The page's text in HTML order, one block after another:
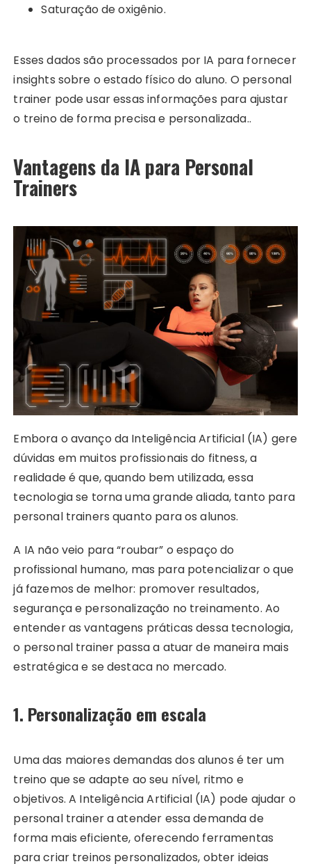
Saturação de oxigênio.
Esses dados são processados por IA para fornecer
insights sobre o estado físico do aluno. O personal
trainer pode usar essas informações para ajustar
o treino de forma precisa e personalizada..
Vantagens da IA para Personal
Trainers
Embora o avanço da Inteligência Artificial (IA) gere
dúvidas em muitos profissionais do fitness, a
realidade é que, quando bem utilizada, essa
tecnologia se torna uma grande aliada, tanto para
personal trainers quanto para os alunos.
A IA não veio para “roubar” o espaço do
profissional humano, mas para potencializar o que
já fazemos de melhor: promover resultados,
segurança e personalização no treinamento. Ao
entender as vantagens práticas dessa tecnologia,
o personal trainer passa a atuar de maneira mais
estratégica e se destaca no mercado.
1. Personalização em escala
Uma das maiores demandas dos alunos é ter um
treino que se adapte ao seu nível, ritmo e
objetivos. A Inteligência Artificial (IA) pode ajudar o
personal trainer a atender essa demanda de
forma mais eficiente, oferecendo ferramentas
para criar treinos personalizados, obter ideias